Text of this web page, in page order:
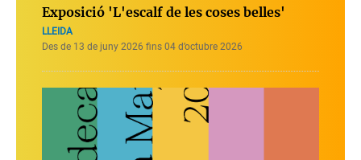
Exposició 'L'escalf de les coses belles'
LLEIDA
Des de 13 de juny 2026 fins 04 d’octubre 2026